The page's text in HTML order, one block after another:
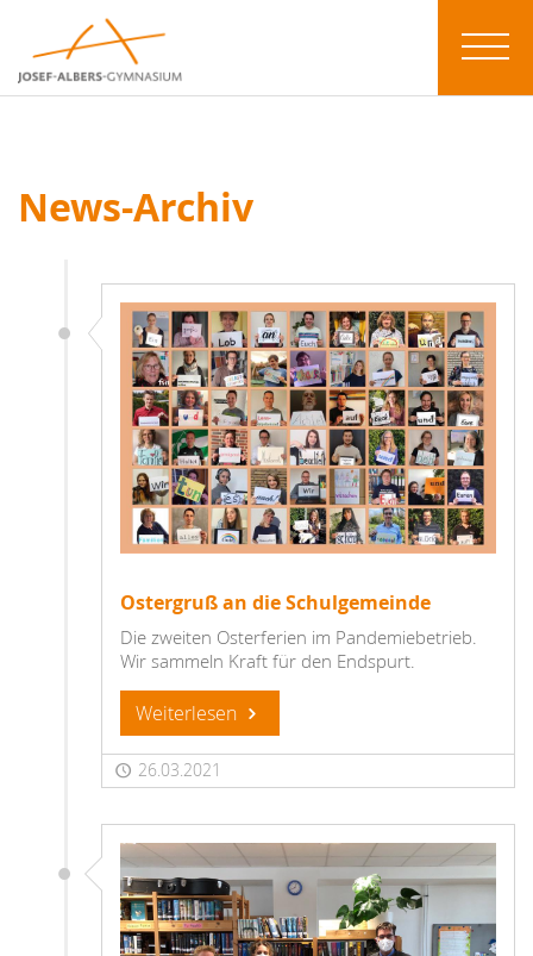
News-Archiv
Ostergruß an die Schulgemeinde
Die zweiten Osterferien im Pandemiebetrieb.
Wir sammeln Kraft für den Endspurt.
Weiterlesen
26.03.2021